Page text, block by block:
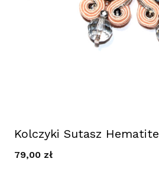
Kolczyki Sutasz Hematite
79,00 zł